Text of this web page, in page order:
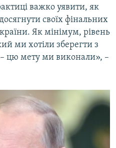
важко уявити, як
своїх фінальних
Як мінімум, рівень
ми хотіли зберегти з
цю мету ми виконали», –